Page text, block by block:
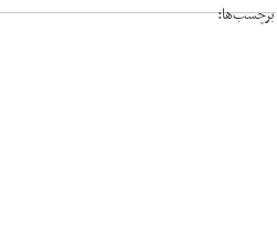
برچسب‌ها: